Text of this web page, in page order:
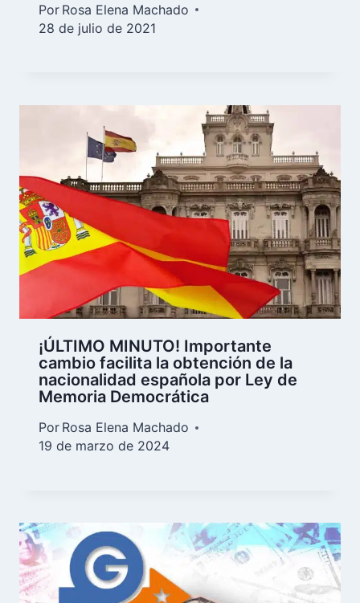
Por Rosa Elena Machado
28 de julio de 2021
¡ÚLTIMO MINUTO! Importante
cambio facilita la obtención de la
nacionalidad española por Ley de
Memoria Democrática
Por Rosa Elena Machado
19 de marzo de 2024